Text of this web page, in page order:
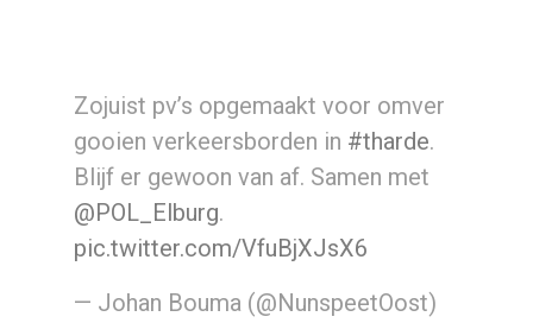
Zojuist pv’s opgemaakt voor omver
gooien verkeersborden in #tharde.
Blijf er gewoon van af. Samen met
@POL_Elburg.
pic.twitter.com/VfuBjXJsX6
— Johan Bouma (@NunspeetOost)